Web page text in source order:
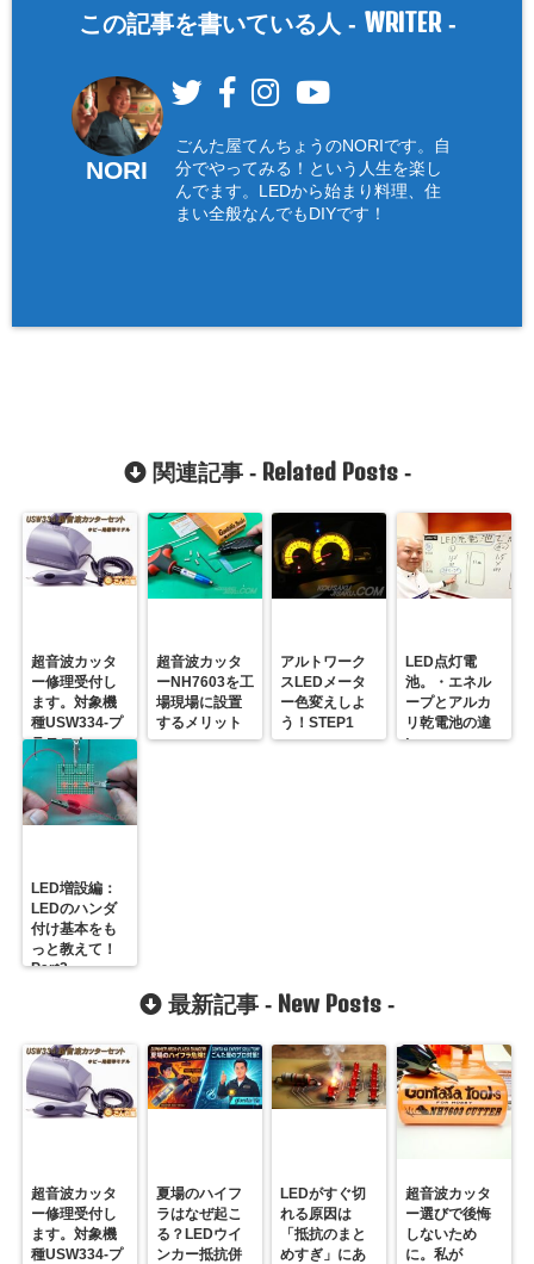
この記事を書いている人 - WRITER-
NORI
ごんた屋てんちょうのNORIです。自
分でやってみる！という人生を楽し
んでます。LEDから始まり料理、住
まい全般なんでもDIYです！
関連記事 - Related Posts-
超音波カッタ
ー修理受付し
ます。対象機
種USW334-プ
ラスコム-
R31GONTA
超音波カッタ
ーNH7603を工
場現場に設置
するメリット
アルトワーク
スLEDメータ
ー色変えしよ
う！STEP1
LED点灯電
池。・エネル
ープとアルカ
リ乾電池の違
い
LED増設編：
LEDのハンダ
付け基本をも
っと教えて！
Part2
最新記事 - New Posts -
超音波カッタ
ー修理受付し
ます。対象機
種USW334-プ
夏場のハイフ
ラはなぜ起こ
る？LEDウイ
ンカー抵抗併
LEDがすぐ切
れる原因は
「抵抗のまと
めすぎ」にあ
超音波カッタ
ー選びで後悔
しないため
に。私が